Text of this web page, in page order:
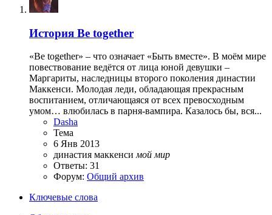
История Be together
«Be together» – что означает «Быть вместе». В моём мире
повествование ведётся от лица юной девушки –
Маргариты, наследницы второго поколения династии
Маккенси. Молодая леди, обладающая прекрасным
воспитанием, отличающаяся от всех превосходным
умом… влюбилась в парня-вампира. Казалось бы, вся...
Dasha
Тема
6 Янв 2013
династия маккенси мой мир
Ответы: 31
Форум: Общий архив
Ключевые слова